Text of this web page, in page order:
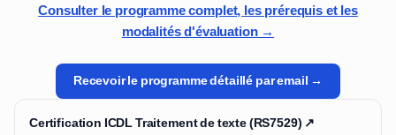
Consulter le programme complet, les prérequis et les
modalités d'évaluation →
Recevoir le programme détaillé par email →
Certification ICDL Traitement de texte (RS7529) ↗